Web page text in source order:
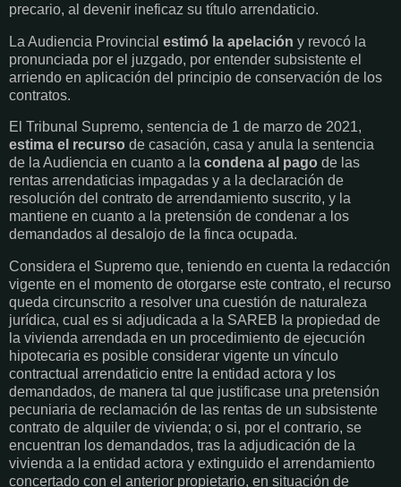
precario, al devenir ineficaz su título arrendaticio.
La Audiencia Provincial estimó la apelación y revocó la
pronunciada por el juzgado, por entender subsistente el
arriendo en aplicación del principio de conservación de los
contratos.
El Tribunal Supremo, sentencia de 1 de marzo de 2021,
estima el recurso de casación, casa y anula la sentencia
de la Audiencia en cuanto a la condena al pago de las
rentas arrendaticias impagadas y a la declaración de
resolución del contrato de arrendamiento suscrito, y la
mantiene en cuanto a la pretensión de condenar a los
demandados al desalojo de la finca ocupada.
Considera el Supremo que, teniendo en cuenta la redacción
vigente en el momento de otorgarse este contrato, el recurso
queda circunscrito a resolver una cuestión de naturaleza
jurídica, cual es si adjudicada a la SAREB la propiedad de
la vivienda arrendada en un procedimiento de ejecución
hipotecaria es posible considerar vigente un vínculo
contractual arrendaticio entre la entidad actora y los
demandados, de manera tal que justificase una pretensión
pecuniaria de reclamación de las rentas de un subsistente
contrato de alquiler de vivienda; o si, por el contrario, se
encuentran los demandados, tras la adjudicación de la
vivienda a la entidad actora y extinguido el arrendamiento
concertado con el anterior propietario, en situación de